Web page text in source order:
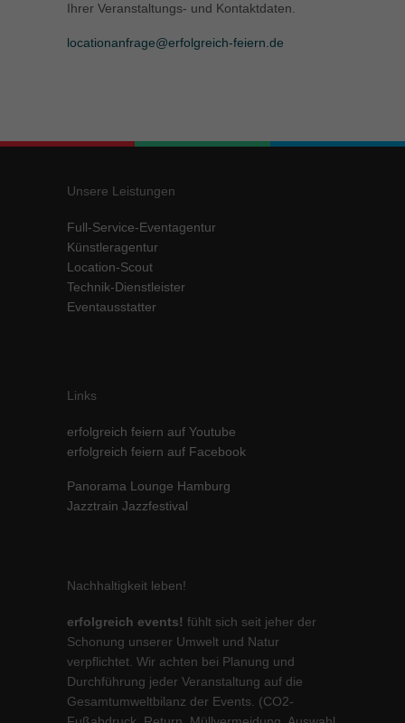
Ihrer Veranstaltungs- und Kontaktdaten.
locationanfrage@erfolgreich-feiern.de
Unsere Leistungen
Full-Service-Eventagentur
Künstleragentur
Location-Scout
Technik-Dienstleister
Eventausstatter
Links
erfolgreich feiern auf Youtube
erfolgreich feiern auf Facebook
Panorama Lounge Hamburg
Jazztrain Jazzfestival
Nachhaltigkeit leben!
erfolgreich events! fühlt sich seit jeher der
Schonung unserer Umwelt und Natur
verpflichtet. Wir achten bei Planung und
Durchführung jeder Veranstaltung auf die
Gesamtumweltbilanz der Events. (CO2-